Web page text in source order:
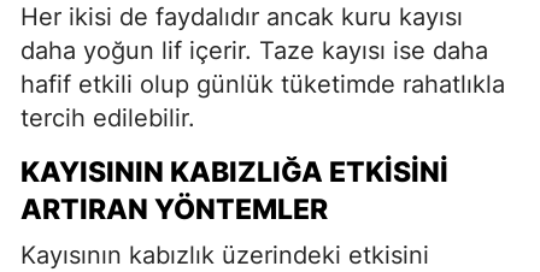
Her ikisi de faydalıdır ancak kuru kayısı
daha yoğun lif içerir. Taze kayısı ise daha
hafif etkili olup günlük tüketimde rahatlıkla
tercih edilebilir.
KAYISININ KABIZLIĞA ETKISINI
ARTIRAN YÖNTEMLER
Kayısının kabızlık üzerindeki etkisini